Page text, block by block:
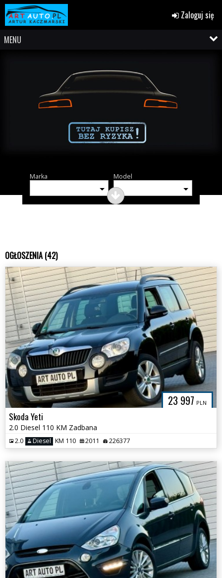
Zaloguj się
MENU
Marka Model
OGŁOSZENIA (42)
23 997 PLN
Skoda Yeti
2.0 Diesel 110 KM Zadbana
2.0 Diesel KM 110 2011 226377